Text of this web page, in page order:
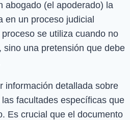
abogado (el apoderado) la
en un proceso judicial
se utiliza cuando no
una pretensión que debe
información detallada sobre
facultades específicas que
Es crucial que el documento